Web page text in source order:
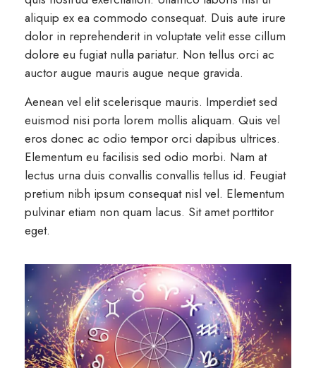
aliquip ex ea commodo consequat. Duis aute irure
dolor in reprehenderit in voluptate velit esse cillum
dolore eu fugiat nulla pariatur. Non tellus orci ac
auctor augue mauris augue neque gravida.
Aenean vel elit scelerisque mauris. Imperdiet sed
euismod nisi porta lorem mollis aliquam. Quis vel
eros donec ac odio tempor orci dapibus ultrices.
Elementum eu facilisis sed odio morbi. Nam at
lectus urna duis convallis convallis tellus id. Feugiat
pretium nibh ipsum consequat nisl vel. Elementum
pulvinar etiam non quam lacus. Sit amet porttitor
eget.